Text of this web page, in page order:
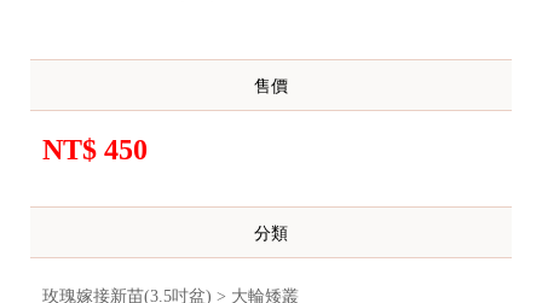
售價
NT$ 450
分類
玫瑰嫁接新苗(3.5吋盆) > 大輪矮叢